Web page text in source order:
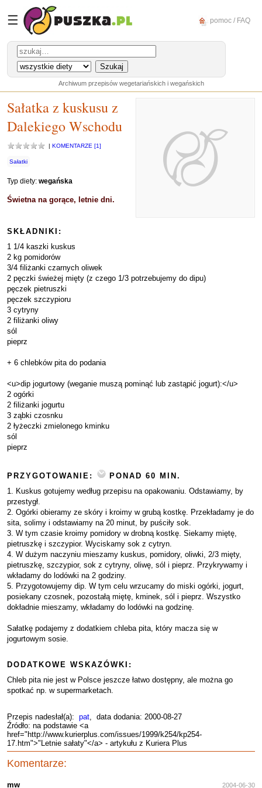
☰ pomoc / FAQ
Archiwum przepisów wegetariańskich i wegańskich
Sałatka z kuskusu z
Dalekiego Wschodu
| KOMENTARZE [1]
Sałatki
Typ diety: wegańska
Świetna na gorące, letnie dni.
SKŁADNIKI:
1 1/4 kaszki kuskus
2 kg pomidorów
3/4 filiżanki czarnych oliwek
2 pęczki świeżej mięty (z czego 1/3 potrzebujemy do dipu)
pęczek pietruszki
pęczek szczypioru
3 cytryny
2 filiżanki oliwy
sól
pieprz
+ 6 chlebków pita do podania
<u>dip jogurtowy (weganie muszą pominąć lub zastąpić jogurt):</u>
2 ogórki
2 filiżanki jogurtu
3 ząbki czosnku
2 łyżeczki zmielonego kminku
sól
pieprz
PRZYGOTOWANIE:
PONAD 60 MIN.
1. Kuskus gotujemy według przepisu na opakowaniu. Odstawiamy, by
przestygł.
2. Ogórki obieramy ze skóry i kroimy w grubą kostkę. Przekładamy je do
sita, solimy i odstawiamy na 20 minut, by puściły sok.
3. W tym czasie kroimy pomidory w drobną kostkę. Siekamy miętę,
pietruszkę i szczypior. Wyciskamy sok z cytryn.
4. W dużym naczyniu mieszamy kuskus, pomidory, oliwki, 2/3 mięty,
pietruszkę, szczypior, sok z cytryny, oliwę, sól i pieprz. Przykrywamy i
wkładamy do lodówki na 2 godziny.
5. Przygotowujemy dip. W tym celu wrzucamy do miski ogórki, jogurt,
posiekany czosnek, pozostałą miętę, kminek, sól i pieprz. Wszystko
dokładnie mieszamy, wkładamy do lodówki na godzinę.
Sałatkę podajemy z dodatkiem chleba pita, który macza się w
jogurtowym sosie.
DODATKOWE WSKAZÓWKI:
Chleb pita nie jest w Polsce jeszcze łatwo dostępny, ale można go
spotkać np. w supermarketach.
Przepis nadesłał(a): pat, data dodania: 2000-08-27
Źródło: na podstawie <a
href="http://www.kurierplus.com/issues/1999/k254/kp254-
17.htm">"Letnie sałaty"</a> - artykułu z Kuriera Plus
Komentarze:
mw 2004-06-30